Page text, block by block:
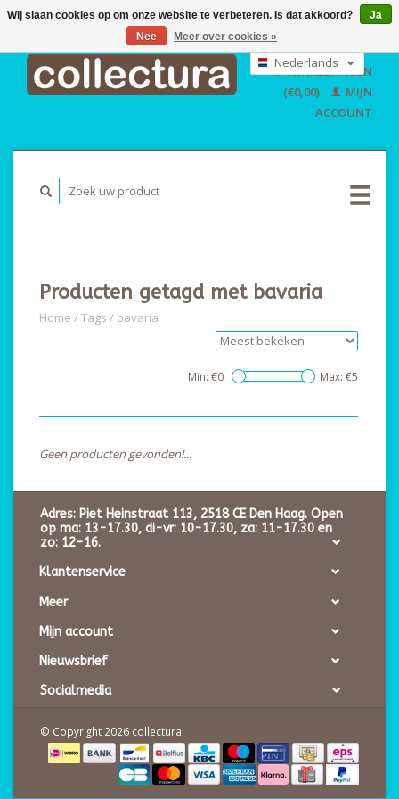
EUR
GBP
USD
Nederlands
English
WINKELWAGEN
(€0,00)
MIJN
ACCOUNT
Producten getagd met bavaria
Home /Tags / bavaria
Min: €0 Max: €5
Geen producten gevonden!...
Adres: Piet Heinstraat 113, 2518 CE Den Haag. Open
op ma: 13-17.30, di-vr: 10-17.30, za: 11-17.30 en
zo: 12-16.
Klantenservice
Meer
Mijn account
Nieuwsbrief
Socialmedia
© Copyright 2026 collectura
Wij slaan cookies op om onze website te verbeteren. Is dat akkoord?
Ja
Nee
Meer over cookies »